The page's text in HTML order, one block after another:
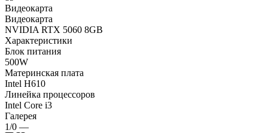
Видеокарта
Видеокарта
NVIDIA RTX 5060 8GB
Характеристики
Блок питания
500W
Материнская плата
Intel H610
Линейка процессоров
Intel Core i3
Галерея
1/0 —